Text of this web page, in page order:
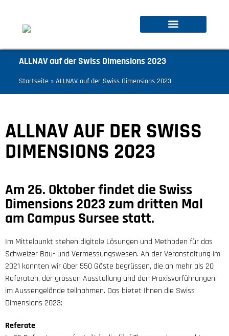
ALLNAV auf der Swiss Dimensions 2023
Startseite» ALLNAV auf der Swiss Dimensions 2023
ALLNAV AUF DER SWISS
DIMENSIONS 2023
Am 26. Oktober findet die Swiss
Dimensions 2023 zum dritten Mal
am Campus Sursee statt.
Im Mittelpunkt stehen digitale Lösungen und Methoden für das
Schweizer Bau- und Vermessungswesen. An der Veranstaltung im
2021 konnten wir über 550 Gäste begrüssen, die an mehr als 20
Referaten, der grossen Ausstellung und den Praxisvorführungen
im Aussengelände teilnahmen. Das bietet Ihnen die Swiss
Dimensions 2023:
Referate